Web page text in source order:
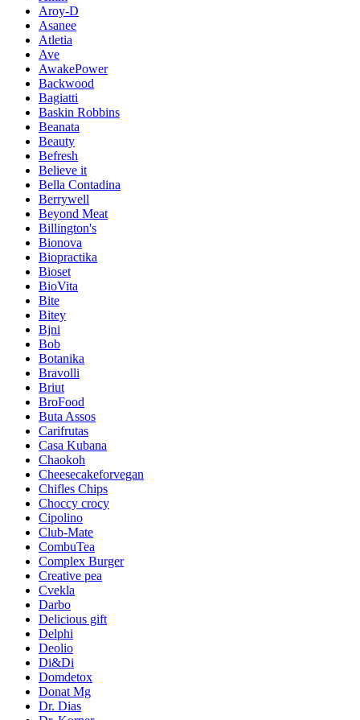
Aroy-D
Asanee
Atletia
Ave
AwakePower
Backwood
Bagiatti
Baskin Robbins
Beanata
Beauty
Befresh
Believe it
Bella Contadina
Berrywell
Beyond Meat
Billington's
Bionova
Biopractika
Bioset
BioVita
Bite
Bitey
Bjni
Bob
Botanika
Bravolli
Briut
BroFood
Buta Assos
Carifrutas
Casa Kubana
Chaokoh
Cheesecakeforvegan
Chifles Chips
Choccy crocy
Cipolino
Club-Mate
CombuTea
Complex Burger
Creative pea
Cvekla
Darbo
Delicious gift
Delphi
Deolio
Di&Di
Domdetox
Donat Mg
Dr. Dias